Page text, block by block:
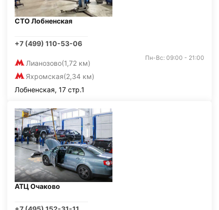
СТО Лобненская
+7 (499) 110-53-06
Лианозово(1,72 км)
Яхромская(2,34 км)
Пн-Вс: 09:00 - 21:00
Лобненская, 17 стр.1
АТЦ Очаково